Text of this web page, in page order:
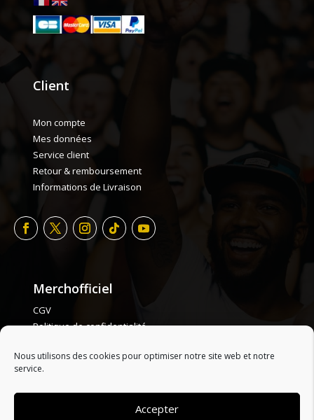
Nous utilisons des cookies pour optimiser notre site web et notre
service.
Accepter
Client
Mon compte
Mes données
Service client
Retour & remboursement
Informations de Livraison
Merchofficiel
CGV
Politique de confidentialité
Plan de site